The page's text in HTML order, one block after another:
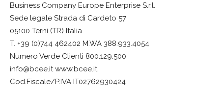
Business Company Europe Enterprise S.r.l.
Sede legale Strada di Cardeto 57
05100 Terni (TR) Italia
T. +39 (0)744 462402 M.WA 388.933.4054
Numero Verde Clienti 800.129.500
info@bcee.it www.bcee.it
Cod.Fiscale/P.IVA IT02762930424